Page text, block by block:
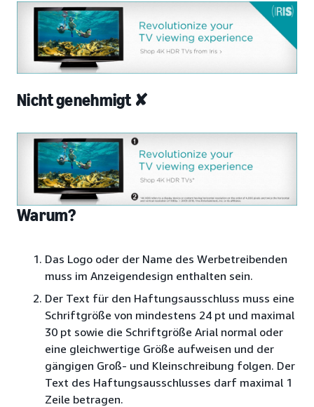
Nicht genehmigt ✘
Warum?
Das Logo oder der Name des Werbetreibenden
muss im Anzeigendesign enthalten sein.
Der Text für den Haftungsausschluss muss eine
Schriftgröße von mindestens 24 pt und maximal
30 pt sowie die Schriftgröße Arial normal oder
eine gleichwertige Größe aufweisen und der
gängigen Groß- und Kleinschreibung folgen. Der
Text des Haftungsausschlusses darf maximal 1
Zeile betragen.